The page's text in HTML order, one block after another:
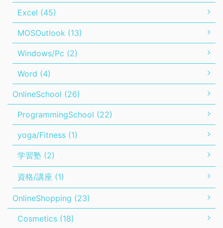
Excel (45)
MOSOutlook (13)
Windows/Pc (2)
Word (4)
OnlineSchool (26)
ProgrammingSchool (22)
yoga/Fitness (1)
学習塾 (2)
資格/講座 (1)
OnlineShopping (23)
Cosmetics (18)